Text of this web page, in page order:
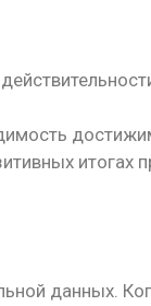
итогах
данных.